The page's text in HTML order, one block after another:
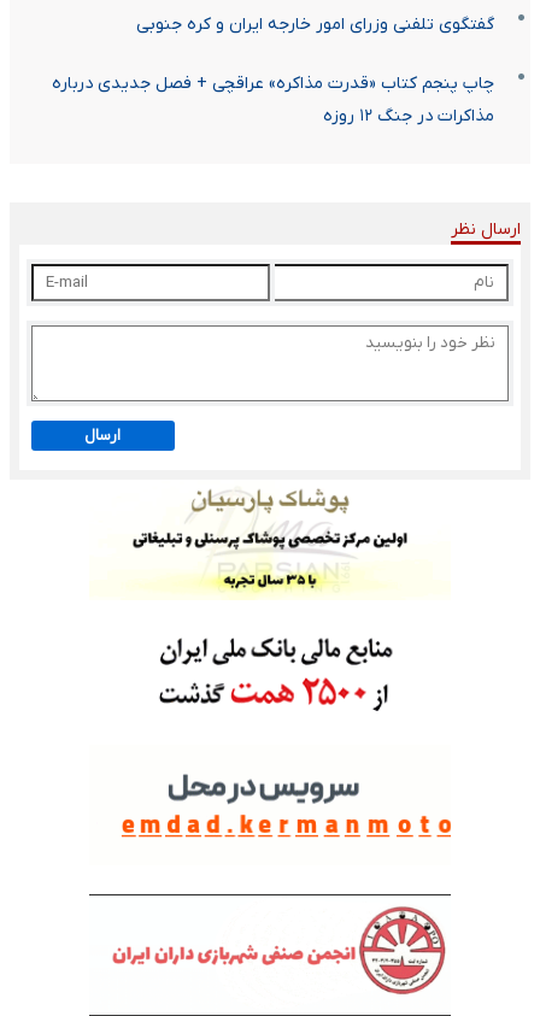
گفتگوی تلفنی وزرای امور خارجه ایران و کره جنوبی
چاپ پنجم کتاب «قدرت مذاکره» عراقچی + فصل جدیدی درباره
مذاکرات در جنگ ۱۲ روزه
ارسال نظر
ارسال